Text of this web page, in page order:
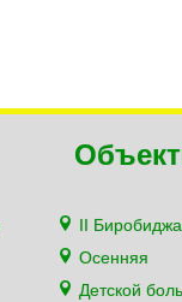
II
Осенняя
Детской